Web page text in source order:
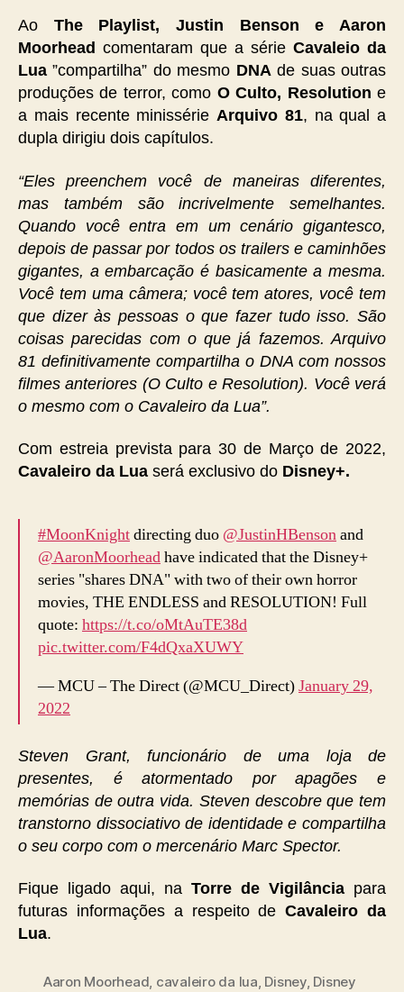
e
Aaron
Moorhead
Ao The Playlist, Justin Benson e Aaron
Moorhead comentaram que a série Cavaleio da
Lua ”compartilha” do mesmo DNAde suas outras
produções de terror, como O Culto, Resolution e
a mais recente minissérie Arquivo 81, na qual a
dupla dirigiu dois capítulos.
“Eles preenchem você de maneiras diferentes,
mas também são incrivelmente semelhantes.
Quando você entra em um cenário gigantesco,
depois de passar por todos os trailers e caminhões
gigantes, a embarcação é basicamente a mesma.
Você tem uma câmera; você tem atores, você tem
que dizer às pessoas o que fazer tudo isso. São
coisas parecidas com o que já fazemos. Arquivo
81 definitivamente compartilha o DNA com nossos
filmes anteriores (O Culto e Resolution). Você verá
o mesmo com o Cavaleiro da Lua”.
Com estreia prevista para 30 de Março de 2022,
Cavaleiro da Lua será exclusivo do Disney+.
#MoonKnightdirecting duo @JustinHBensonand
@AaronMoorheadhave indicated that the Disney+
series "shares DNA" with two of their own horror
movies, THE ENDLESS and RESOLUTION! Full
quote: https://t.co/oMtAuTE38d
pic.twitter.com/F4dQxaXUWY
— MCU – The Direct (@MCU_Direct)January 29,
2022
Steven Grant, funcionário de uma loja de
presentes, é atormentado por apagões e
memórias de outra vida. Steven descobre que tem
transtorno dissociativo de identidade e compartilha
o seu corpo com o mercenário Marc Spector.
Fique ligado aqui, na Torre de Vigilância para
futuras informações a respeito deCavaleiro da
Lua.
Aaron Moorhead, cavaleiro da lua, Disney, Disney